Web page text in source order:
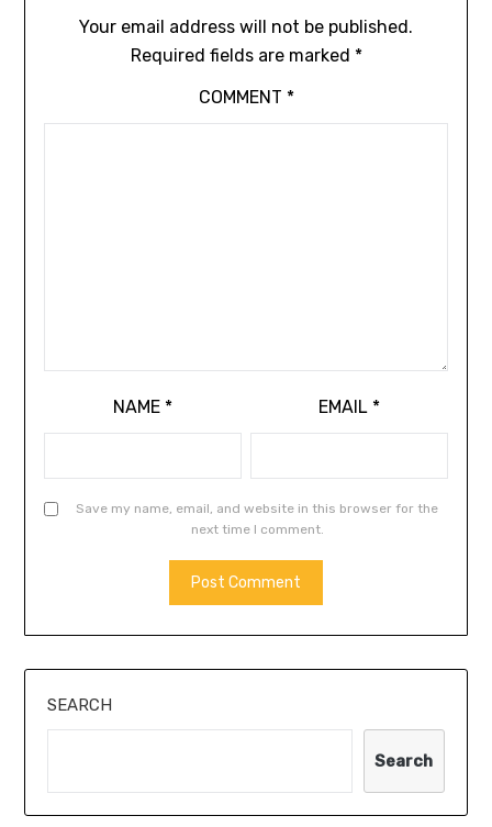
Your email address will not be published.
Required fields are marked *
COMMENT *
NAME * EMAIL *
Save my name, email, and website in this browser for the
next time I comment.
SEARCH
Search